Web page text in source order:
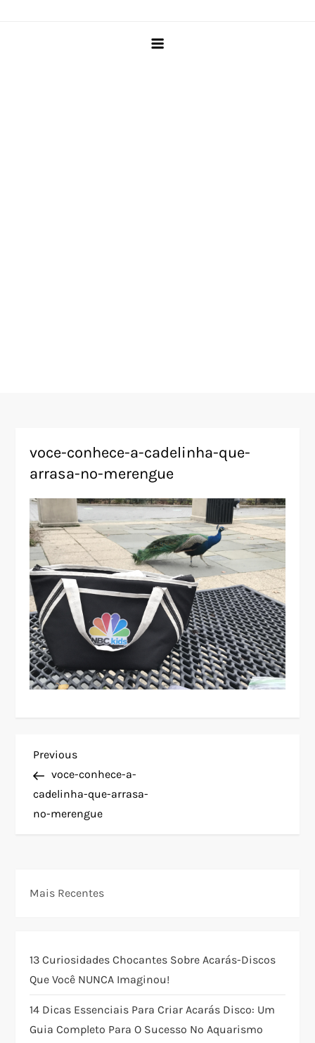
voce-conhece-a-cadelinha-que-
arrasa-no-merengue
N
a
v
g
ç
ã
o
Previous
Post
Previous
voce-conhece-a-
cadelinha-que-arrasa-
no-merengue
Mais Recentes
13 Curiosidades Chocantes Sobre Acarás-Discos
Que Você NUNCA Imaginou!
14 Dicas Essenciais Para Criar Acarás Disco: Um
Guia Completo Para O Sucesso No Aquarismo